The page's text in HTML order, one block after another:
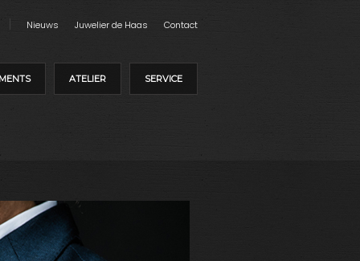
Nieuws Juwelier de Haas Contact
ATELIER SERVICE